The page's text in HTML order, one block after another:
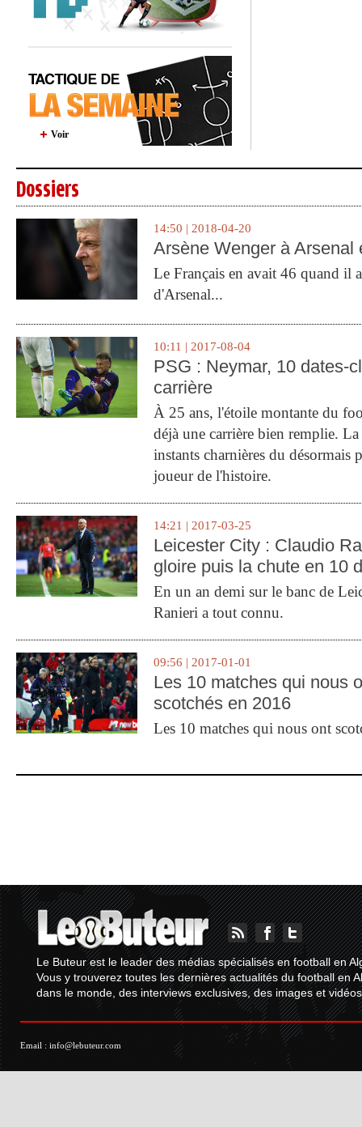
Voir
Dossiers
14:50 | 2018-04-20
Arsène Wenger à Arsenal
Le Français en avait 46 quand il
d'Arsenal...
10:11 | 2017-08-04
PSG : Neymar, 10 dates-
carrière
À 25 ans, l'étoile montante du
déjà une carrière bien remplie.
instants charnières du désormais
joueur de l'histoire.
14:21 | 2017-03-25
Leicester City : Claudio
gloire puis la chute en 10
En un an demi sur le banc de
Ranieri a tout connu.
09:56 | 2017-01-01
Les 10 matches qui nous
scotchés en 2016
Les 10 matches qui nous ont
Le Buteur est le leader des médias spécialisés en football en
Vous y trouverez toutes les dernières actualités du football en
dans le monde, des interviews exclusives, des images et
Email : info@lebuteur.com